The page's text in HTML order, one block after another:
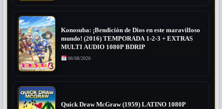
Konosuba: ¡Bendición de Dios en este maravilloso
mundo! (2016) TEMPORADA 1-2-3 + EXTRAS
MULTI AUDIO 1080P BDRIP
06/08/2026
Quick Draw McGraw (1959) LATINO 1080P